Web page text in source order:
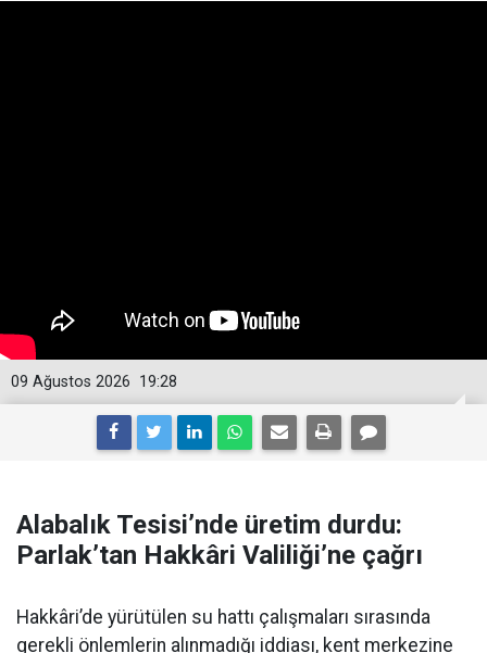
19:28
09 Ağustos 2026
Alabalık Tesisi’nde üretim durdu:
Parlak’tan Hakkâri Valiliği’ne çağrı
Hakkâri’de yürütülen su hattı çalışmaları sırasında
gerekli önlemlerin alınmadığı iddiası, kent merkezine